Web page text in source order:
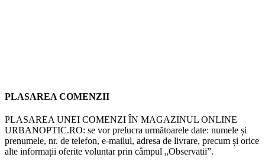
PLASAREA COMENZII
PLASAREA UNEI COMENZI ÎN MAGAZINUL ONLINE
URBANOPTIC.RO: se vor prelucra următoarele date: numele și
prenumele, nr. de telefon, e-mailul, adresa de livrare, precum și orice
alte informații oferite voluntar prin câmpul „Observatii”.